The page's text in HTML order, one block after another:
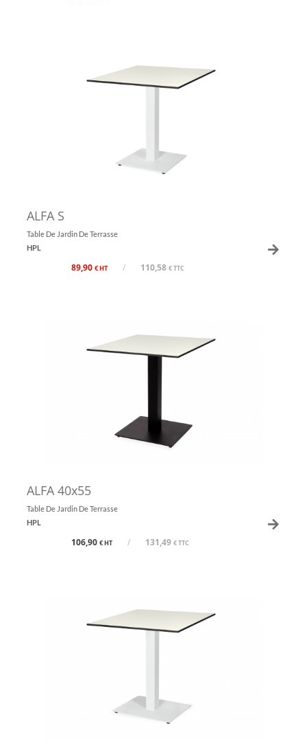
ALFA S
Table De Jardin De Terrasse
HPL
89,90 € HT / 110,58 € TTC
ALFA 40x55
Table De Jardin De Terrasse
HPL
106,90 € HT / 131,49 € TTC